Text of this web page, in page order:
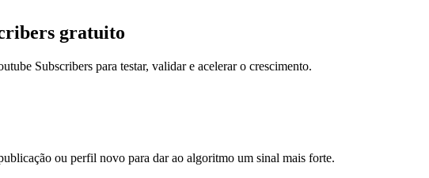
gratuito
Subscribers para testar, validar e acelerar o crescimento.
ou perfil novo para dar ao algoritmo um sinal mais forte.